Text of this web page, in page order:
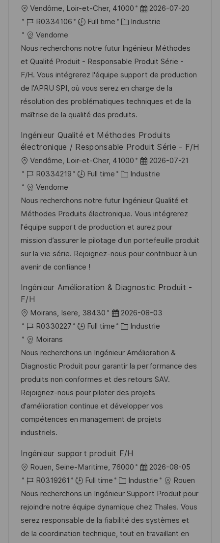
o
s
o
c
a
l
i
s
a
t
o
Vendôme, Loir-et-Cher, 41000
D
a
e
d
’
a
f
c
a
2026-07-20
R
é
f
é
r
e
n
c
d
o
s
R0334106 Full time
C
t
é
g
o
r
i
Industrie
Vendome
Nous recherchons notre futur Ingénieur Méthodes
et Qualité Produit - Responsable Produit Série -
F/H. Vous intégrerez l'équipe support de production
de l'APRU SPI, où vous serez en charge de la
résolution des problématiques techniques et de la
maîtrise de la qualité des produits.
Ingénieur Qualité et Méthodes Produits
électronique / Responsable Produit Série - F/H
o
c
a
l
i
s
a
t
o
Vendôme, Loir-et-Cher, 41000
D
a
e
d
’
a
f
c
2026-07-21
R
é
f
é
r
e
n
c
d
o
s
R0334219 Full time
C
t
é
g
o
r
Industrie
Vendome
Nous recherchons notre futur Ingénieur Qualité et
Méthodes Produits électronique. Vous intégrerez
l'équipe support de production et aurez pour
mission d’assurer le pilotage d'un portefeuille produit
sur la vie série. Rejoignez-nous pour contribuer à un
avenir de confiance !
Ingénieur Amélioration & Diagnostic Produit -
F/H
o
c
a
l
i
s
a
t
i
n
Moirans, Isere, 38430
D
a
e
d
’
a
f
f
h
a
g
e
2026-08-03
R
é
f
é
r
e
n
c
e
u
p
o
s
t
e
R0330227 Full time
C
t
é
g
o
r
i
Industrie
Moirans
Nous recherchons un Ingénieur Amélioration &
Diagnostic Produit pour garantir la performance des
produits non conformes et des retours SAV.
Rejoignez-nous pour piloter des projets
d'amélioration continue et développer vos
compétences en management de projets
industriels.
Ingénieur support produit F/H
o
c
a
l
i
Rouen, Seine-Maritime, 76000
D
a
t
e
d
’
2026-08-05
R
é
f
é
r
R0319261 Full time
C
a
t
é
g
Industrie
Rouen
Nous recherchons un Ingénieur Support Produit pour
rejoindre notre équipe dynamique chez Thales. Vous
serez responsable de la fiabilité des systèmes et
de la coordination technique, tout en travaillant en